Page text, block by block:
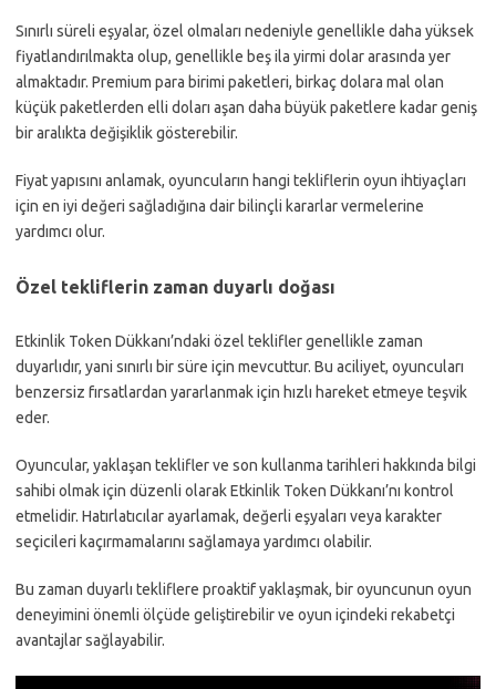
Sınırlı süreli eşyalar, özel olmaları nedeniyle genellikle daha yüksek
fiyatlandırılmakta olup, genellikle beş ila yirmi dolar arasında yer
almaktadır. Premium para birimi paketleri, birkaç dolara mal olan
küçük paketlerden elli doları aşan daha büyük paketlere kadar geniş
bir aralıkta değişiklik gösterebilir.
Fiyat yapısını anlamak, oyuncuların hangi tekliflerin oyun ihtiyaçları
için en iyi değeri sağladığına dair bilinçli kararlar vermelerine
yardımcı olur.
Özel tekliflerin zaman duyarlı doğası
Etkinlik Token Dükkanı’ndaki özel teklifler genellikle zaman
duyarlıdır, yani sınırlı bir süre için mevcuttur. Bu aciliyet, oyuncuları
benzersiz fırsatlardan yararlanmak için hızlı hareket etmeye teşvik
eder.
Oyuncular, yaklaşan teklifler ve son kullanma tarihleri hakkında bilgi
sahibi olmak için düzenli olarak Etkinlik Token Dükkanı’nı kontrol
etmelidir. Hatırlatıcılar ayarlamak, değerli eşyaları veya karakter
seçicileri kaçırmamalarını sağlamaya yardımcı olabilir.
Bu zaman duyarlı tekliflere proaktif yaklaşmak, bir oyuncunun oyun
deneyimini önemli ölçüde geliştirebilir ve oyun içindeki rekabetçi
avantajlar sağlayabilir.